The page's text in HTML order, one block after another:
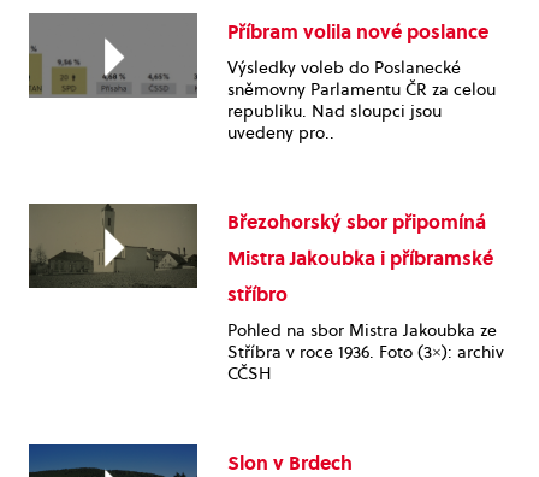
Příbram volila nové poslance
Výsledky voleb do Poslanecké
sněmovny Parlamentu ČR za celou
republiku. Nad sloupci jsou
uvedeny pro..
Březohorský sbor připomíná
Mistra Jakoubka i příbramské
stříbro
Pohled na sbor Mistra Jakoubka ze
Stříbra v roce 1936. Foto (3×): archiv
CČSH
Slon v Brdech